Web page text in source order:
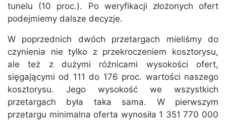
tunelu (10 proc.). Po weryfikacji złożonych ofert
podejmiemy dalsze decyzje.
W poprzednich dwóch przetargach mieliśmy do
czynienia nie tylko z przekroczeniem kosztorysu,
ale też z dużymi różnicami wysokości ofert,
sięgającymi od 111 do 176 proc. wartości naszego
kosztorysu. Jego wysokość we wszystkich
przetargach była taka sama. W pierwszym
przetargu minimalna oferta wynosiła 1 351 770 000